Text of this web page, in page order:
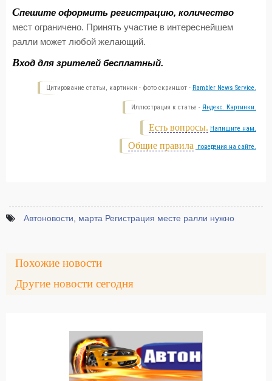
Спешите оформить регистрацию, количество
мест ограничено. Принять участие в интереснейшем
ралли может любой желающий.
Вход для зрителей бесплатный.
Цитирование статьи, картинки - фото скриншот - Rambler News Service.
Иллюстрация к статье - Яндекс. Картинки.
Есть вопросы. Напишите нам.
Общие правила поведения на сайте.
Автоновости марта Регистрация месте ралли нужно
Похожие новости
Другие новости сегодня